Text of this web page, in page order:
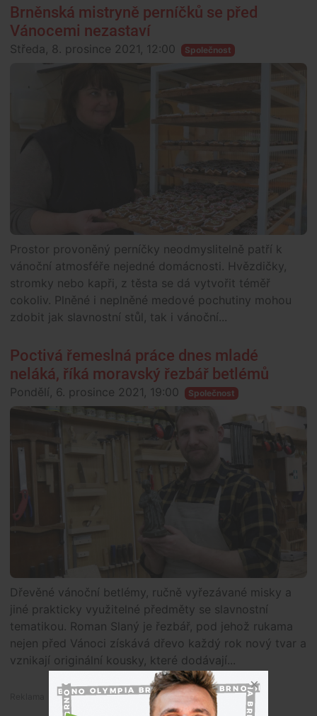
Brněnská mistryně perníčků se před
Vánocemi nezastaví
Středa, 8. prosince 2021, 12:00 Společnost
Prostor provoněný perníčky neodmyslitelně patří k
vánoční atmosféře nejedné domácnosti. Hvězdičky,
stromky nebo kapři, z těsta se dá vytvořit téměř
cokoliv. Plněné i neplněné medové pochutiny mohou
zdobit jak slavnostní stůl, tak i vánoční...
Poctivá řemeslná práce dnes mladé
neláká, říká moravský řezbář betlémů
Pondělí, 6. prosince 2021, 19:00 Společnost
Dřevěné vánoční betlémy, ručně vyřezávané misky a
jiné prakticky využitelné předměty se slavnostní
tematikou. Roman Slaný je řezbář, pod jehož rukama
nejen před Vánoci získává dřevo každý rok nový tvar a
vznikají originální kousky, které dodávají...